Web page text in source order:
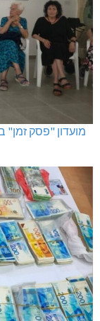
מועדון "פסק זמן"